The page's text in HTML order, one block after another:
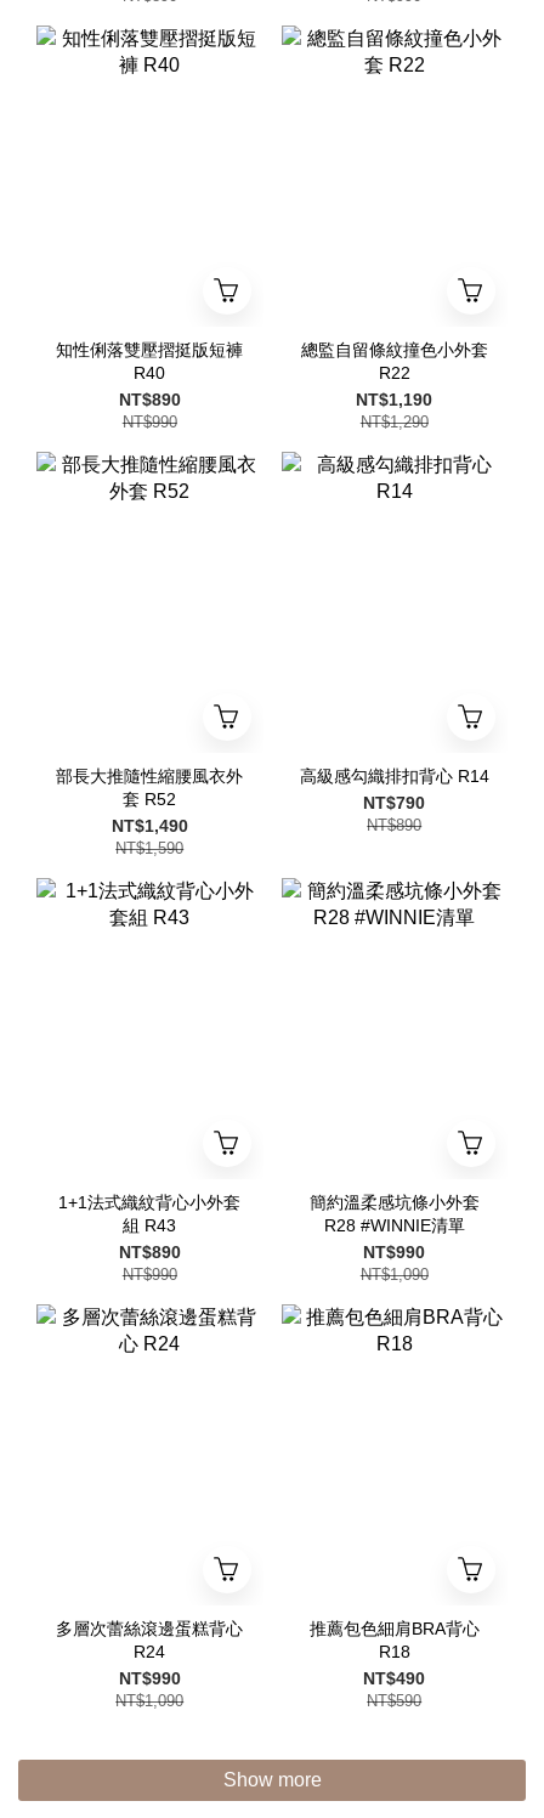
知性俐落雙壓摺挺版短褲
R40
NT$890
NT$990
總監自留條紋撞色小外套
R22
NT$1,190
NT$1,290
部長大推隨性縮腰風衣外
套 R52
NT$1,490
NT$1,590
高級感勾織排扣背心 R14
NT$790
NT$890
1+1法式織紋背心小外套
組 R43
NT$890
NT$990
簡約溫柔感坑條小外套
R28 #WINNIE清單
NT$990
NT$1,090
多層次蕾絲滾邊蛋糕背心
R24
NT$990
NT$1,090
推薦包色細肩BRA背心
R18
NT$490
NT$590
Show more